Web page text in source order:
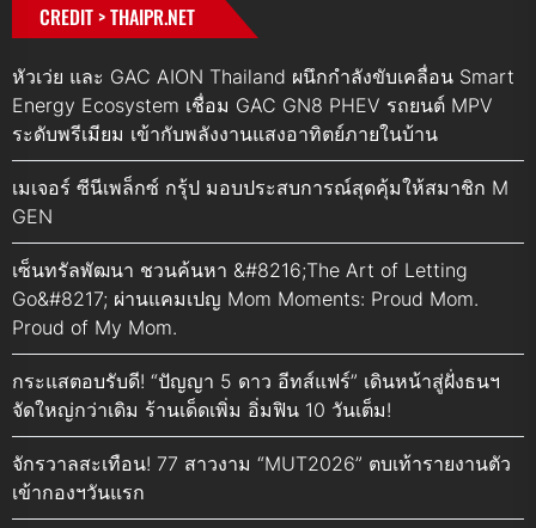
CREDIT > THAIPR.NET
หัวเว่ย และ GAC AION Thailand ผนึกกำลังขับเคลื่อน Smart
Energy Ecosystem เชื่อม GAC GN8 PHEV รถยนต์ MPV
ระดับพรีเมียม เข้ากับพลังงานแสงอาทิตย์ภายในบ้าน
เมเจอร์ ซีนีเพล็กซ์ กรุ้ป มอบประสบการณ์สุดคุ้มให้สมาชิก M
GEN
เซ็นทรัลพัฒนา ชวนค้นหา &#8216;The Art of Letting
Go&#8217; ผ่านแคมเปญ Mom Moments: Proud Mom.
Proud of My Mom.
กระแสตอบรับดี! “ปัญญา 5 ดาว อีทส์แฟร์” เดินหน้าสู่ฝั่งธนฯ
จัดใหญ่กว่าเดิม ร้านเด็ดเพิ่ม อิ่มฟิน 10 วันเต็ม!
จักรวาลสะเทือน! 77 สาวงาม “MUT2026” ตบเท้ารายงานตัว
เข้ากองฯวันแรก